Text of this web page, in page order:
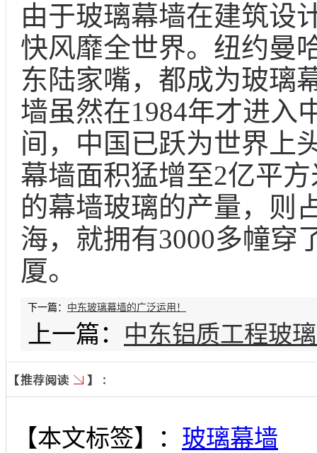
由于玻璃幕墙在建筑设
快风靡全世界。纽约曼
东陆家嘴，都成为玻璃
墙虽然在1984年才进入
间，中国已跃为世界上
幕墙面积猛增至2亿平
的幕墙玻璃的产量，则
海，就拥有3000多幢穿
厦。
下一篇： 中东玻璃幕墙的广泛运用！
上一篇： 中东铝质工程玻
【本文标签】： 玻璃幕墙